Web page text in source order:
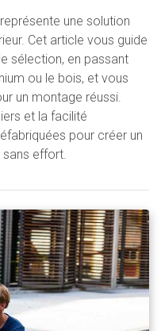
représente une solution
Cet article vous guide
sélection, en passant
ou le bois, et vous
un montage réussi.
et la facilité
pour créer un
effort.